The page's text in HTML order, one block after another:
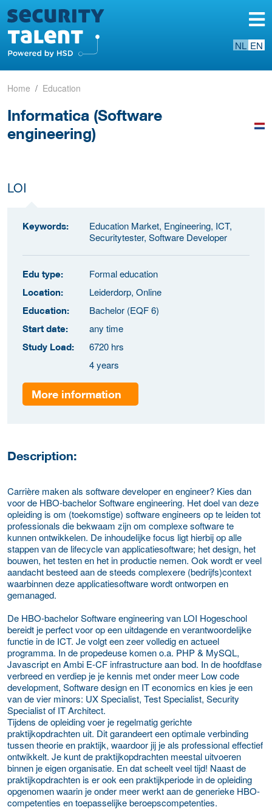
NL EN
Home Education
Informatica (Software
engineering)
LOI
Keywords:
Education Market, Engineering, ICT,
Securitytester, Software Developer
Edu type: Formal education
Location: Leiderdorp, Online
Education: Bachelor (EQF 6)
Start date: any time
Study Load:
6720 hrs
4 years
More information
Description:
Carrière maken als software developer en engineer? Kies dan
voor de HBO-bachelor Software engineering. Het doel van deze
opleiding is om (toekomstige) software engineers op te leiden tot
professionals die bekwaam zijn om complexe software te
kunnen ontwikkelen. De inhoudelijke focus ligt hierbij op alle
stappen van de lifecycle van applicatiesoftware; het design, het
bouwen, het testen en het in productie nemen. Ook wordt er veel
aandacht besteed aan de steeds complexere (bedrijfs)context
waarbinnen deze applicatiesoftware wordt ontworpen en
gemanaged.
De HBO-bachelor Software engineering van LOI Hogeschool
bereidt je perfect voor op een uitdagende en verantwoordelijke
functie in de ICT. Je volgt een zeer volledig en actueel
programma. In de propedeuse komen o.a. PHP & MySQL,
Javascript en Ambi E-CF infrastructure aan bod. In de hoofdfase
verbreed en verdiep je je kennis met onder meer Low code
development, Software design en IT economics en kies je een
van de vier minors: UX Specialist, Test Specialist, Security
Specialist of IT Architect.
Tijdens de opleiding voer je regelmatig gerichte
praktijkopdrachten uit. Dit garandeert een optimale verbinding
tussen theorie en praktijk, waardoor jij je als professional effectief
ontwikkelt. Je kunt de praktijkopdrachten meestal uitvoeren
binnen je eigen organisatie. En dat scheelt veel tijd! Naast de
praktijkopdrachten is er ook een praktijkperiode in de opleiding
opgenomen waarin je onder meer werkt aan de generieke HBO-
competenties en toepasselijke beroepscompetenties.